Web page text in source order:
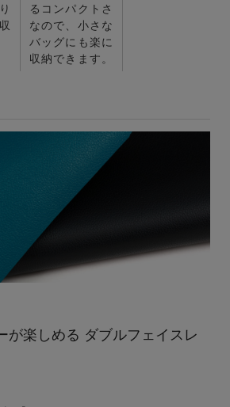
るコンパクトさ
なので、小さな
バッグにも楽に
収納できます。
が楽しめる ダブルフェイスレ